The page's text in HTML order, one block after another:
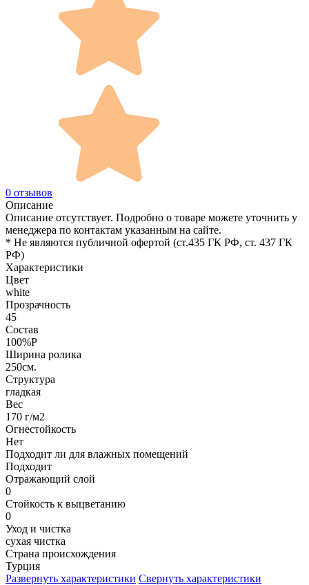
0 отзывов
Описание
Описание отсутствует. Подробно о товаре можете уточнить у
менеджера по контактам указанным на сайте.
* Не являются публичной офертой (ст.435 ГК РФ, cт. 437 ГК
РФ)
Характеристики
Цвет
white
Прозрачность
45
Состав
100%P
Ширина ролика
250см.
Структура
гладкая
Вес
170 г/м2
Огнестойкость
Нет
Подходит ли для влажных помещений
Подходит
Отражающий слой
0
Стойкость к выцветанию
0
Уход и чистка
сухая чистка
Страна происхождения
Турция
Развернуть характеристики Свернуть характеристики